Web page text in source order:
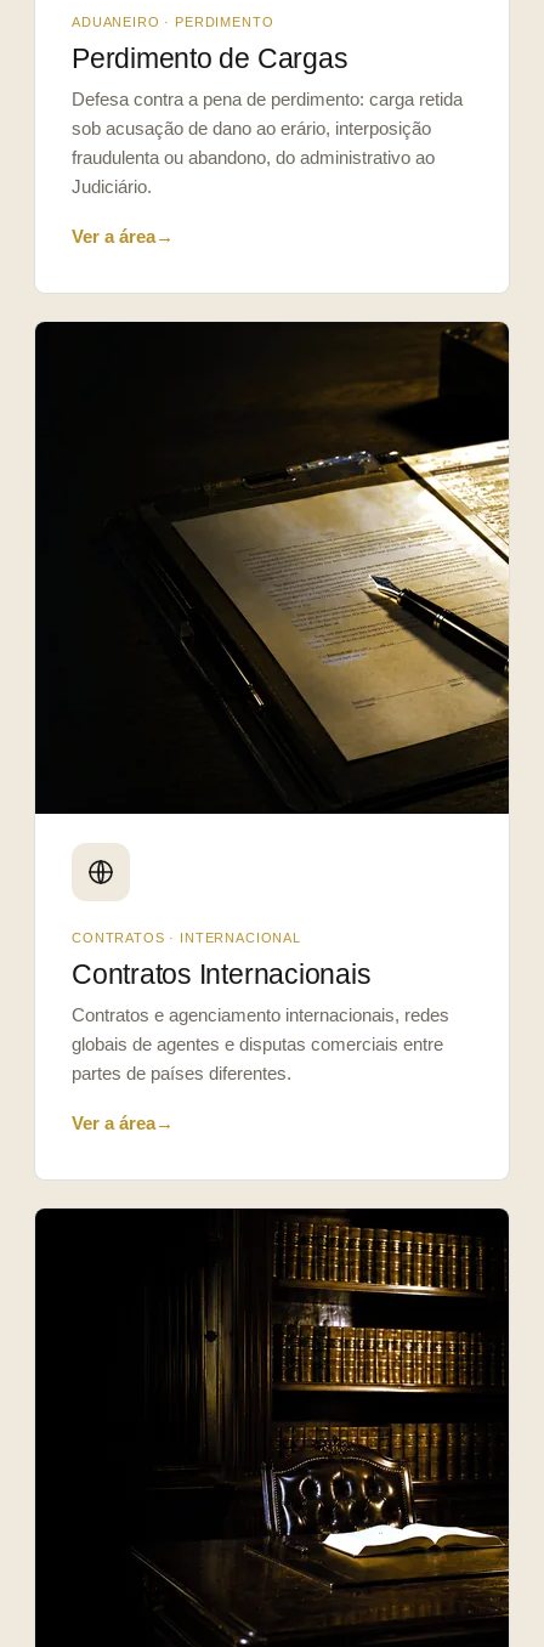
ADUANEIRO · PERDIMENTO
Perdimento de Cargas
Defesa contra a pena de perdimento: carga retida
sob acusação de dano ao erário, interposição
fraudulenta ou abandono, do administrativo ao
Judiciário.
Ver a área→
CONTRATOS · INTERNACIONAL
Contratos Internacionais
Contratos e agenciamento internacionais, redes
globais de agentes e disputas comerciais entre
partes de países diferentes.
Ver a área→